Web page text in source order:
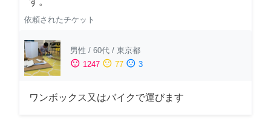
依頼されたチケット
男性 / 60代 / 東京都
sentiment_satisfied 1247 sentiment_neutral 77 sentiment_dissatisfied 3
ワンボックス又はバイクで運びます